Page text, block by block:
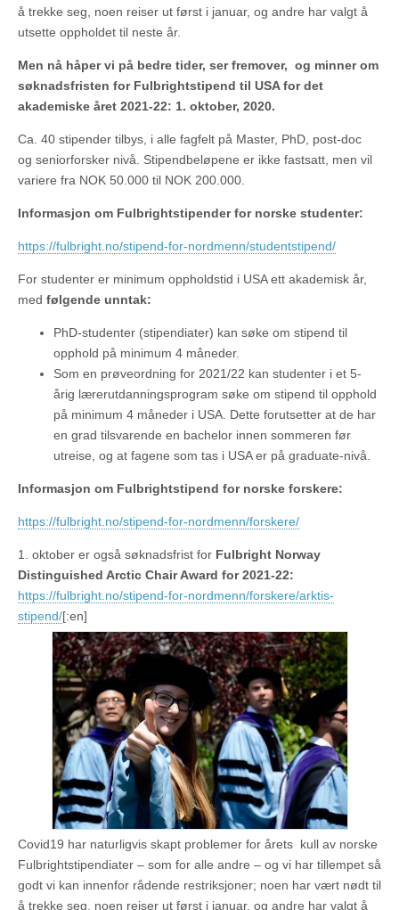
å trekke seg, noen reiser ut først i januar, og andre har valgt å
utsette oppholdet til neste år.
Men nå håper vi på bedre tider, ser fremover, og minner om
søknadsfristen for Fulbrightstipend til USA for det
akademiske året 2021-22: 1. oktober, 2020.
Ca. 40 stipender tilbys, i alle fagfelt på Master, PhD, post-doc
og seniorforsker nivå. Stipendbeløpene er ikke fastsatt, men vil
variere fra NOK 50.000 til NOK 200.000.
Informasjon om Fulbrightstipender for norske studenter:
https://fulbright.no/stipend-for-nordmenn/studentstipend/
For studenter er minimum oppholdstid i USA ett akademisk år,
med følgende unntak:
PhD-studenter (stipendiater) kan søke om stipend til
opphold på minimum 4 måneder.
Som en prøveordning for 2021/22 kan studenter i et 5-
årig lærerutdanningsprogram søke om stipend til opphold
på minimum 4 måneder i USA. Dette forutsetter at de har
en grad tilsvarende en bachelor innen sommeren før
utreise, og at fagene som tas i USA er på graduate-nivå.
Informasjon om Fulbrightstipend for norske forskere:
https://fulbright.no/stipend-for-nordmenn/forskere/
1. oktober er også søknadsfrist for Fulbright Norway
Distinguished Arctic Chair Award for 2021-22:
https://fulbright.no/stipend-for-nordmenn/forskere/arktis-
stipend/[:en]
Covid19 har naturligvis skapt problemer for årets kull av norske
Fulbrightstipendiater – som for alle andre – og vi har tillempet så
godt vi kan innenfor rådende restriksjoner; noen har vært nødt til
å trekke seg, noen reiser ut først i januar, og andre har valgt å